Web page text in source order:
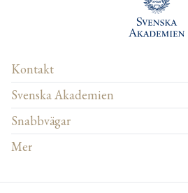
Kontakt
Svenska Akademien
Snabbvägar
Mer